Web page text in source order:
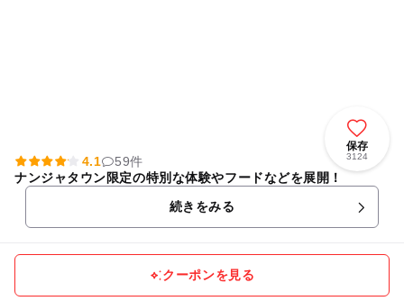
保存
3124
4.1
59件
ナンジャタウン限定の特別な体験やフードなどを展開！
続きをみる
クーポンを見る